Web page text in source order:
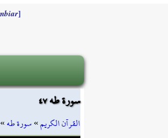
]
سورة طه ٤٧
القرآن الكريم»سورة طه»